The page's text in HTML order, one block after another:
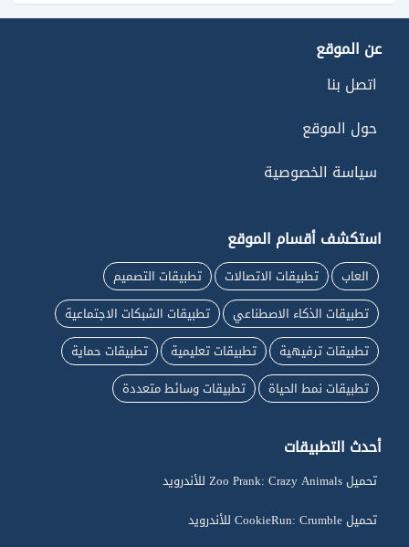
عن الموقع
اتصل بنا
حول الموقع
سياسة الخصوصية
استكشف أقسام الموقع
العاب تطبيقات الاتصالات
تطبيقات التصميم
تطبيقات الذكاء الاصطناعي
تطبيقات الشبكات الاجتماعية
تطبيقات ترفيهية
تطبيقات تعليمية
تطبيقات حماية
تطبيقات نمط الحياة
تطبيقات وسائط متعددة
أحدث التطبيقات
تحميل Zoo Prank: Crazy Animals للأندرويد
تحميل CookieRun: Crumble للأندرويد